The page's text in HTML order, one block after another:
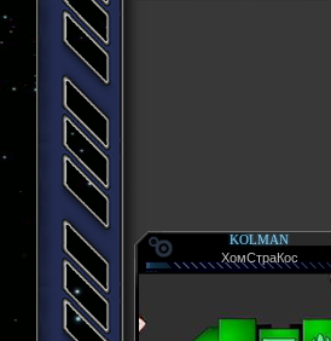
KOLMAN
ХомСтраКос